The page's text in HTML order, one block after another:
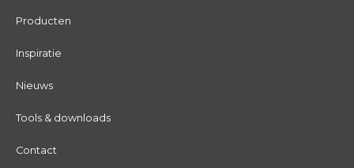
Producten
Inspiratie
Nieuws
Tools & downloads
Contact